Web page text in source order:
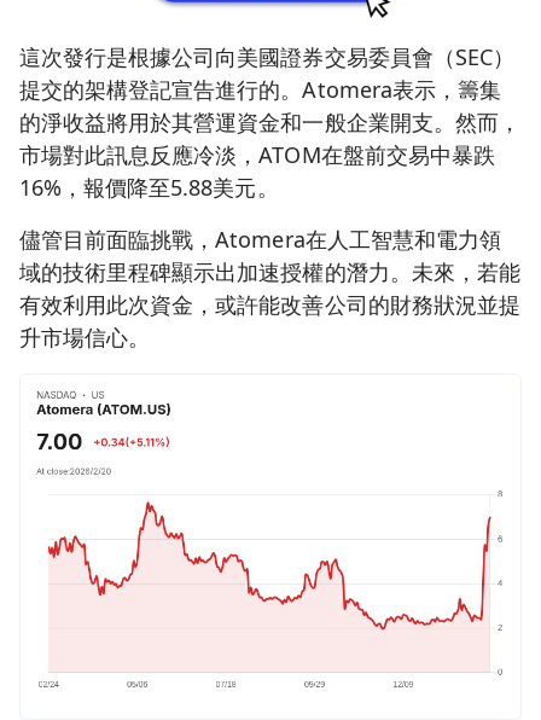
這次發行是根據公司向美國證券交易委員會（SEC）
提交的架構登記宣告進行的。Atomera表示，籌集
的淨收益將用於其營運資金和一般企業開支。然而，
市場對此訊息反應冷淡，ATOM在盤前交易中暴跌
16%，報價降至5.88美元。
儘管目前面臨挑戰，Atomera在人工智慧和電力領
域的技術里程碑顯示出加速授權的潛力。未來，若能
有效利用此次資金，或許能改善公司的財務狀況並提
升市場信心。